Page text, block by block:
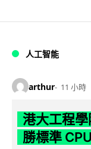
人工智能
arthur 11 小時
港大工程
勝標準